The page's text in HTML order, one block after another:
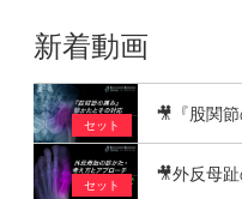
新着動画
セット
セット